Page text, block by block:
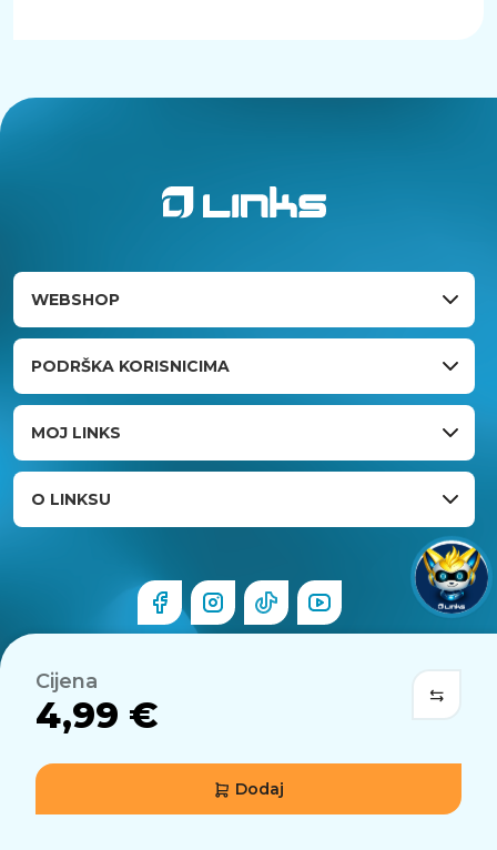
Cijena
4,99 €
Dodaj
WEBSHOP
PODRŠKA KORISNICIMA
MOJ LINKS
O LINKSU
© 2026 Links.hr . Sva prava pridržana.